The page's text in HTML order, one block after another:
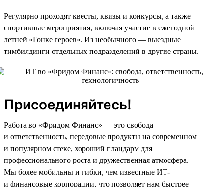
Регулярно проходят квесты, квизы и конкурсы, а также
спортивные мероприятия, включая участие в ежегодной
летней «Гонке героев». Из необычного — выездные
тимбилдинги отдельных подразделений в другие страны.
Присоединяйтесь!
Работа во «Фридом Финанс» — это свобода
и ответственность, передовые продукты на современном
и популярном стеке, хороший плацдарм для
профессионального роста и дружественная атмосфера.
Мы более мобильны и гибки, чем известные ИТ-
и финансовые корпорации, что позволяет нам быстрее